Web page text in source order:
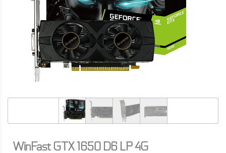
WinFast GTX 1650 D6 LP 4G